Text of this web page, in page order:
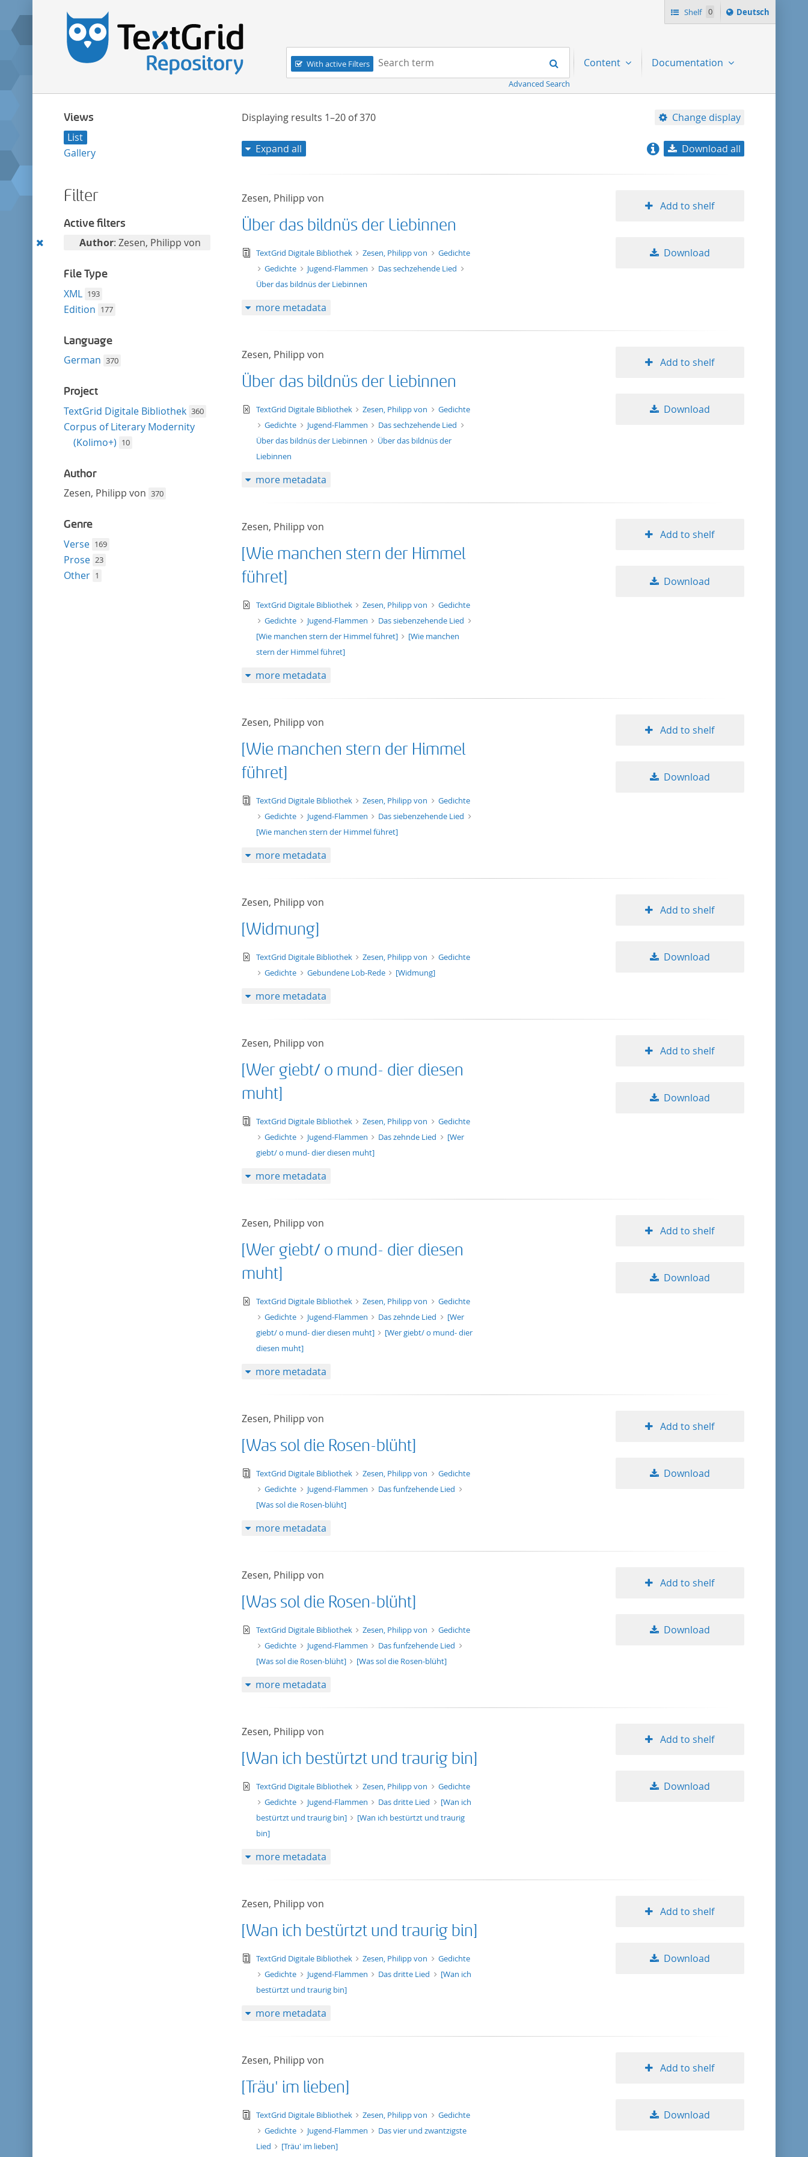
Shelf 0
Sprache
ï¿½ndern
Deutsch
Navigation
With active Filters
Search term:
Search
Advanced Search
Content Documentation
Views
List
Gallery
Filter
Active filters
Remove
filter
Author: Zesen, Philipp von
File Type
XML 193
Edition 177
Language
German 370
Project
TextGrid Digitale Bibliothek 360
Corpus of Literary Modernity
(Kolimo+) 10
Author
Zesen, Philipp von 370
Genre
Verse 169
Prose 23
Other 1
Displaying results 1–20of370 Change display
title ascending
publication date descending
10
Expand all Download all
Zesen, Philipp von
Über das bildnüs der Liebinnen
text/tg.edition+tg.aggregation+xml
TextGrid Digitale Bibliothek Zesen, Philipp von
Gedichte
Gedichte
Jugend-Flammen
Das sechzehende Lied
Über das bildnüs der Liebinnen
Add to shelf
Download
more metadata
Zesen, Philipp von
Über das bildnüs der Liebinnen
text/xml
TextGrid Digitale Bibliothek Zesen, Philipp von
Gedichte
Gedichte
Jugend-Flammen
Das sechzehende Lied
Über das bildnüs der Liebinnen
Über das bildnüs der
Liebinnen
Add to shelf
Download
more metadata
Zesen, Philipp von
[Wie manchen stern der Himmel
führet]
text/xml
TextGrid Digitale Bibliothek Zesen, Philipp von
Gedichte
Gedichte
Jugend-Flammen
Das siebenzehende Lied
[Wie manchen stern der Himmel führet]
[Wie manchen
stern der Himmel führet]
Add to shelf
Download
more metadata
Zesen, Philipp von
[Wie manchen stern der Himmel
führet]
text/tg.edition+tg.aggregation+xml
TextGrid Digitale Bibliothek Zesen, Philipp von
Gedichte
Gedichte
Jugend-Flammen
Das siebenzehende Lied
[Wie manchen stern der Himmel führet]
Add to shelf
Download
more metadata
Zesen, Philipp von
[Widmung]
text/xml
TextGrid Digitale Bibliothek Zesen, Philipp von
Gedichte
Gedichte
Gebundene Lob-Rede [Widmung]
Add to shelf
Download
more metadata
Zesen, Philipp von
[Wer giebt/ o mund- dier diesen
muht]
text/tg.edition+tg.aggregation+xml
TextGrid Digitale Bibliothek Zesen, Philipp von
Gedichte
Gedichte
Jugend-Flammen Das zehnde Lied
[Wer
giebt/ o mund- dier diesen muht]
Add to shelf
Download
more metadata
Zesen, Philipp von
[Wer giebt/ o mund- dier diesen
muht]
text/xml
TextGrid Digitale Bibliothek Zesen, Philipp von
Gedichte
Gedichte
Jugend-Flammen Das zehnde Lied
[Wer
giebt/ o mund- dier diesen muht]
[Wer giebt/ o mund- dier
diesen muht]
Add to shelf
Download
more metadata
Zesen, Philipp von
[Was sol die Rosen-blüht]
text/tg.edition+tg.aggregation+xml
TextGrid Digitale Bibliothek Zesen, Philipp von
Gedichte
Gedichte
Jugend-Flammen
Das funfzehende Lied
[Was sol die Rosen-blüht]
Add to shelf
Download
more metadata
Zesen, Philipp von
[Was sol die Rosen-blüht]
text/xml
TextGrid Digitale Bibliothek Zesen, Philipp von
Gedichte
Gedichte
Jugend-Flammen
Das funfzehende Lied
[Was sol die Rosen-blüht]
[Was sol die Rosen-blüht]
Add to shelf
Download
more metadata
Zesen, Philipp von
[Wan ich bestürtzt und traurig bin]
text/xml
TextGrid Digitale Bibliothek Zesen, Philipp von
Gedichte
Gedichte
Jugend-Flammen Das dritte Lied
[Wan ich
bestürtzt und traurig bin]
[Wan ich bestürtzt und traurig
bin]
Add to shelf
Download
more metadata
Zesen, Philipp von
[Wan ich bestürtzt und traurig bin]
text/tg.edition+tg.aggregation+xml
TextGrid Digitale Bibliothek Zesen, Philipp von
Gedichte
Gedichte
Jugend-Flammen Das dritte Lied
[Wan ich
bestürtzt und traurig bin]
Add to shelf
Download
more metadata
Zesen, Philipp von
[Träu' im lieben]
text/tg.edition+tg.aggregation+xml
TextGrid Digitale Bibliothek Zesen, Philipp von
Gedichte
Gedichte
Jugend-Flammen
Das vier und zwantzigste
Lied
[Träu' im lieben]
Add to shelf
Download